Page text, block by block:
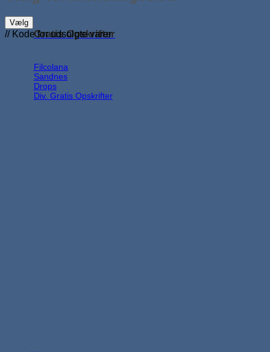
Gratis Opskrifter
Filcolana
Sandnes
Drops
Div. Gratis Opskrifter
Vælg
// Kode for udsolgte varer